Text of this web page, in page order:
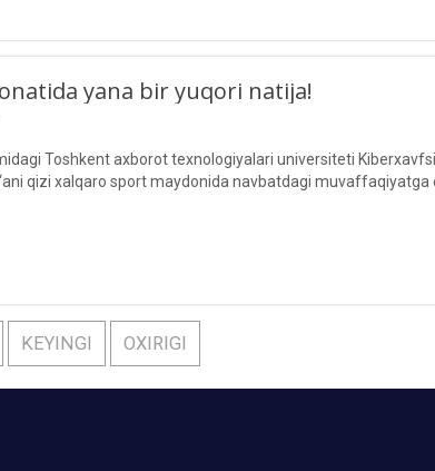
yana bir yuqori natija!
Toshkent axborot texnologiyalari universiteti
qizi xalqaro sport maydonida navbatdagi muvaffaqiyatga
KEYINGI OXIRIGI